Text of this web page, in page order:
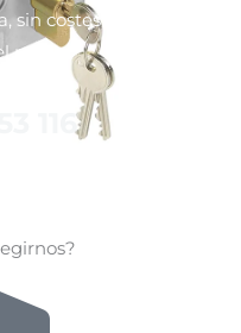
sin costes ocultos ni
precio.
116